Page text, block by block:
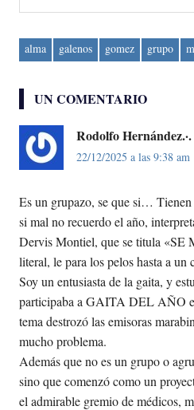
alma galenos gomez grupo
UN COMENTARIO
Rodolfo Hernández.·.
22/12/2025 a las 9:38 am
Es un grupazo, se que si…
si mal no recuerdo el año,
Dervis Montiel, que se titula
literal, le para los pelos hasta a
Soy un entusiasta de la gaita, y
participaba a GAITA DEL AÑO
tema destrozó las emisoras
mucho problema.
Además que no es un grupo o
sino que comenzó como un
el admirable gremio de médicos,